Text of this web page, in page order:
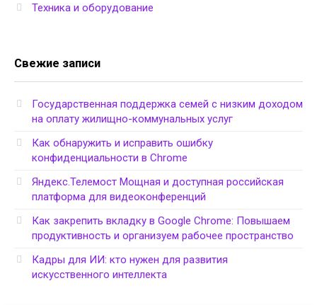
Техника и оборудование
Свежие записи
Государственная поддержка семей с низким доходом
на оплату жилищно-коммунальных услуг
Как обнаружить и исправить ошибку
конфиденциальности в Chrome
Яндекс.Телемост Мощная и доступная российская
платформа для видеоконференций
Как закрепить вкладку в Google Chrome: Повышаем
продуктивность и организуем рабочее пространство
Кадры для ИИ: кто нужен для развития
искусственного интеллекта